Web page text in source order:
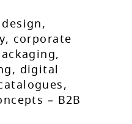
corporate
digital
– B2B